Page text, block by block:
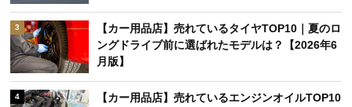
3
【カー用品店】売れているタイヤTOP10｜夏のロ
ングドライブ前に選ばれたモデルは？【2026年6
月版】
4
【カー用品店】売れているエンジンオイルTOP10